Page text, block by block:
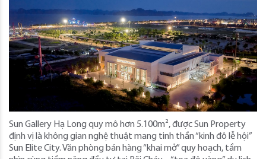
Sun Gallery Hạ Long quy mô hơn 5.100m², được Sun Property
định vị là không gian nghệ thuật mang tinh thần “kinh đô lễ hội”
Sun Elite City. Văn phòng bán hàng “khai mở” quy hoạch, tầm